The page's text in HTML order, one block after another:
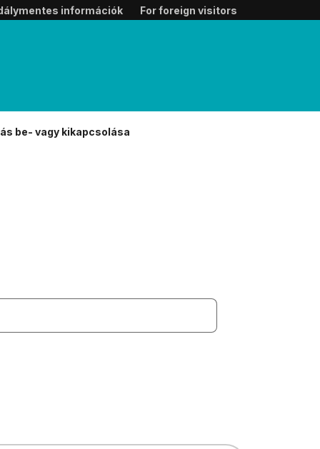
információk For foreign visitors
be- vagy kikapcsolása